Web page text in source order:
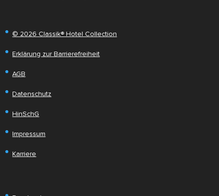
© 2026 Classik® Hotel Collection
Erklärung zur Barrierefreiheit
AGB
Datenschutz
HinSchG
Impressum
Karriere